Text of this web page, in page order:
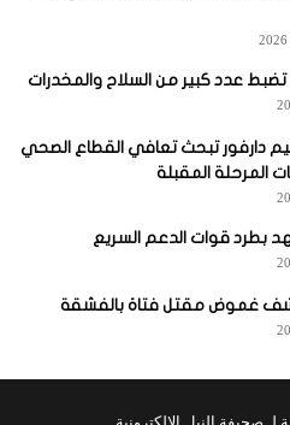
تضبط عدد كبير من السلاح والمخدرات
دارفور تبحث تعافي القطاع الصحي
المرحلة المقبلة
بطرد قوات الدعم السريع
غموض مقتل فتاة بالفشقة